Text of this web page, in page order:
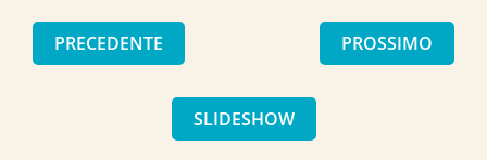
PRECEDENTE PROSSIMO
SLIDESHOW